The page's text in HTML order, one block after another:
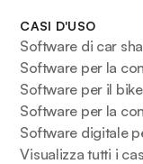
CASI D'USO
Software di car
Software per la
Software per il
Software per la
Software digitale
Visualizza tutti i